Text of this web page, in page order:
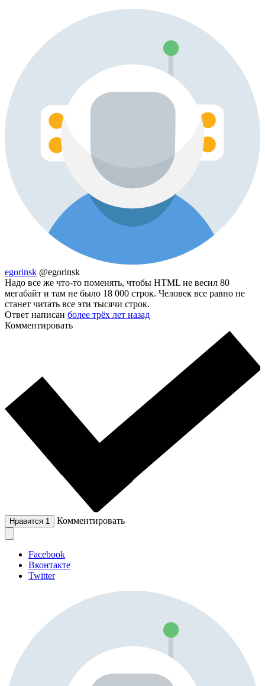
egorinsk @egorinsk
Надо все же что-то поменять, чтобы HTML не весил 80
мегабайт и там не было 18 000 строк. Человек все равно не
станет читать все эти тысячи строк.
Ответ написан более трёх лет назад
Комментировать
Нравится 1 Комментировать
Facebook
Вконтакте
Twitter